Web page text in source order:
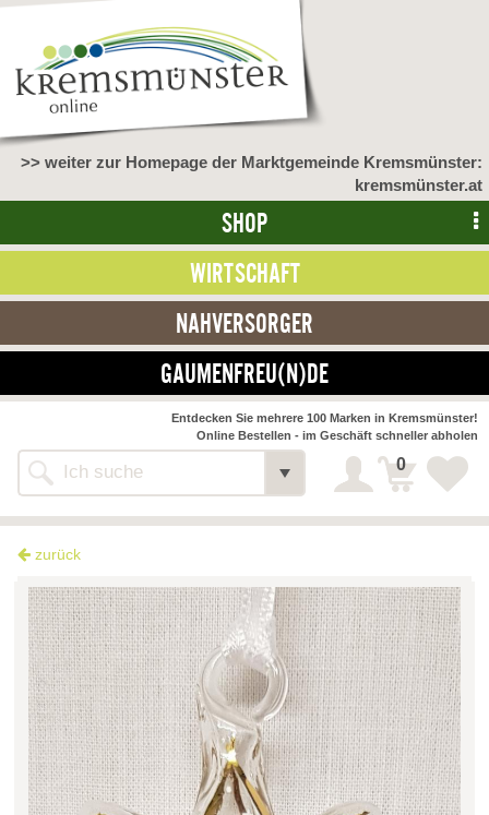
>> weiter zur Homepage der Marktgemeinde Kremsmünster:
kremsmünster.at
SHOP
WIRTSCHAFT
NAHVERSORGER
GAUMENFREU(N)DE
Alle Webseiten
Entdecken Sie mehrere 100 Marken in Kremsmünster!
Online Bestellen - im Geschäft schneller abholen
0
zurück